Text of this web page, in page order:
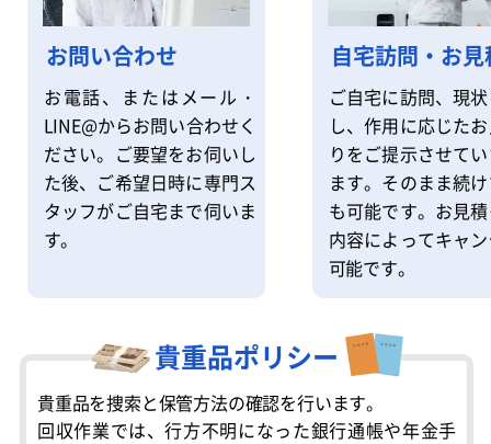
お問い合わせ
お電話、またはメール・
LINE@からお問い合わせく
ださい。ご要望をお伺いし
た後、ご希望日時に専門ス
タッフがご自宅まで伺いま
す。
自宅訪問・お
ご自宅に訪問、現
し、作用に応じた
りをご提示させて
ます。そのまま続
も可能です。お見
内容によってキャ
可能です。
貴重品ポリシー
貴重品を捜索と保管方法の確認を行います。
回収作業では、行方不明になった銀行通帳や年金手